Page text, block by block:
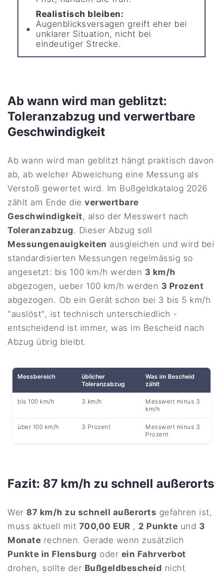
Realistisch bleiben:
Augenblicksversagen greift eher bei
unklarer Situation, nicht bei
eindeutiger Strecke.
Ab wann wird man geblitzt:
Toleranzabzug und verwertbare
Geschwindigkeit
Ab wann wird man geblitzt hängt praktisch davon
ab, ab welcher Abweichung eine Messung als
Verstoß gewertet wird. Im Bußgeldkatalog 2026
zählt am Ende dieverwertbare
Geschwindigkeit, also der Messwert nach
Toleranzabzug. Dieser Abzug soll
Messungenauigkeiten ausgleichen und wird bei
standardisierten Messungen regelmässig so
angesetzt: bis 100 km/h werden 3 km/h
abgezogen, ueber 100 km/h werden 3 Prozent
abgezogen. Ob ein Gerät schon bei 3 bis 5 km/h
"auslöst", ist technisch unterschiedlich -
entscheidend ist immer, was im Bescheid nach
Abzug übrig bleibt.
Messbereich
üblicher
Toleranzabzug
Was im Bescheid
zählt
bis 100 km/h 3 km/h
Messwert minus 3
km/h
über 100 km/h 3 Prozent
Messwert minus 3
Prozent
Fazit: 87 km/h zu schnell außerorts
Wer 87 km/h zu schnell außerorts gefahren ist,
muss aktuell mit 700,00 EUR , 2 Punkte und 3
Monate rechnen. Gerade wenn zusätzlich
Punkte in Flensburg oder ein Fahrverbot
drohen, sollte der Bußgeldbescheid nicht